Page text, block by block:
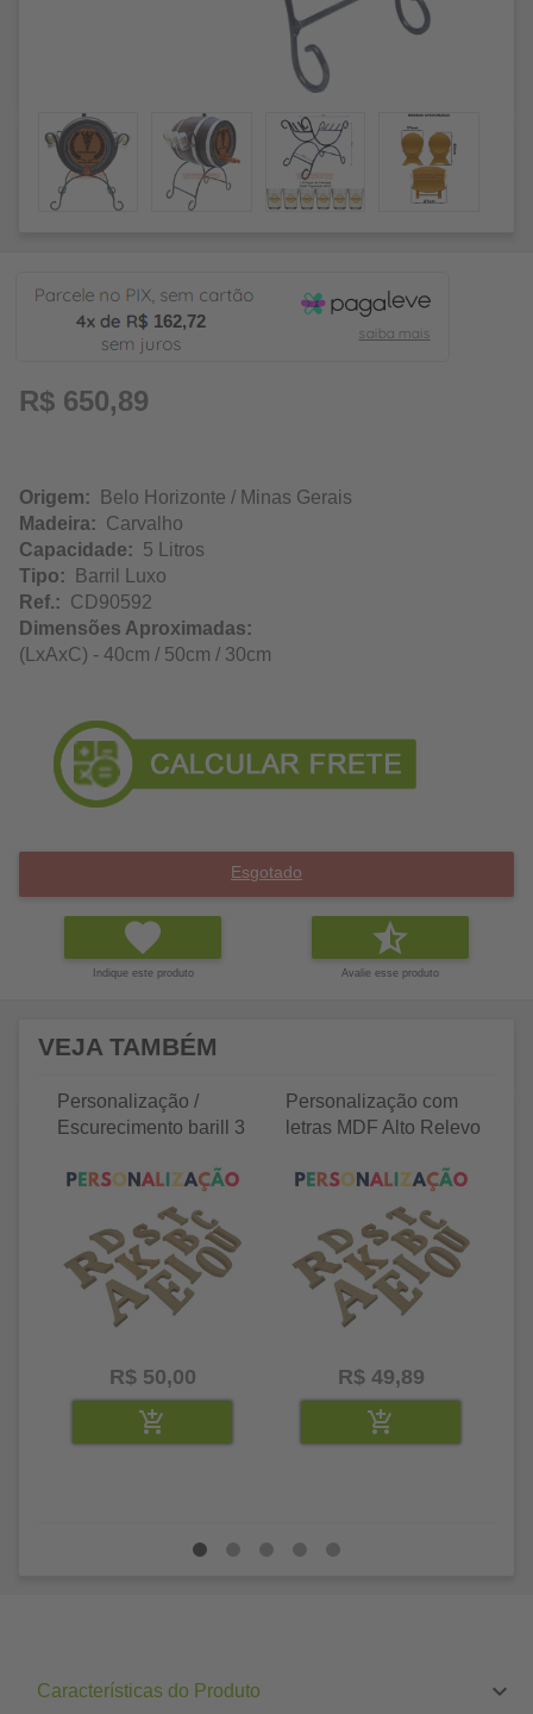
162,72
R$ 650,89
Origem: Belo Horizonte / Minas Gerais
Madeira: Carvalho
Capacidade: 5 Litros
Tipo: Barril Luxo
Ref.: CD90592
Dimensões Aproximadas:
(LxAxC) - 40cm / 50cm / 30cm
Esgotado
Indique este produto Avalie esse produto
VEJA TAMBÉM
Personalização /
Escurecimento barill 3
R$ 50,00
Personalização com
letras MDF Alto Relevo
R$ 49,89
Características do Produto